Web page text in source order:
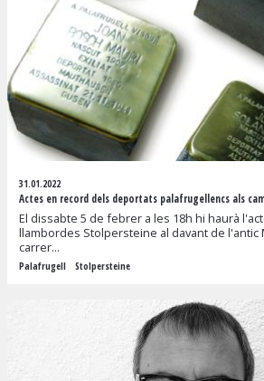
31.01.2022
Actes en record dels deportats palafrugellencs als
El dissabte 5 de febrer a les 18h hi haurà
llambordes Stolpersteine al davant de l'antic
carrer...
Palafrugell Stolpersteine